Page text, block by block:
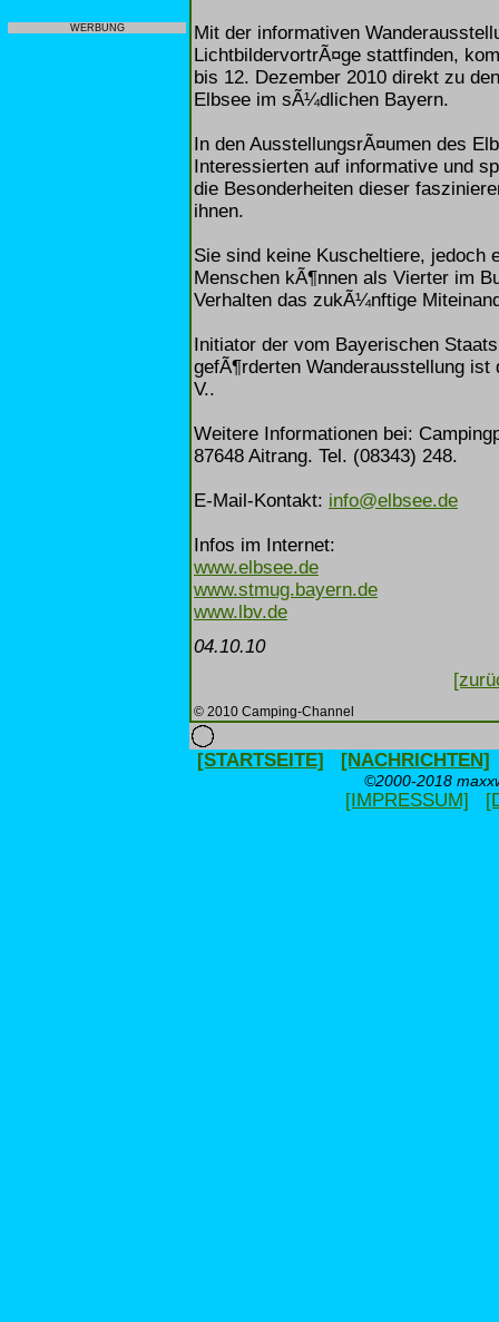
WERBUNG
Mit der informativen
LichtbildervortrÃ¤ge stattfinden,
bis 12. Dezember 2010 direkt zu
Elbsee im sÃ¼dlichen Bayern.
In den AusstellungsrÃ¤umen des
Interessierten auf informative und
die Besonderheiten dieser
ihnen.
Sie sind keine Kuscheltiere, jedoch
Menschen kÃ¶nnen als Vierter im
Verhalten das zukÃ¼nftige
Initiator der vom Bayerischen
gefÃ¶rderten Wanderausstellung
V..
Weitere Informationen bei:
87648 Aitrang. Tel. (08343) 248.
E-Mail-Kontakt: info@elbsee.de
Infos im Internet:
www.elbsee.de
www.stmug.bayern.de
www.lbv.de
04.10.10
© 2010 Camping-Channel
[STARTSEITE] [NACHRICHTEN]
©2000-2018
[IMPRESSUM]